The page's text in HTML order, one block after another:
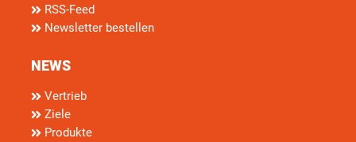
RSS-Feed
Newsletter bestellen
NEWS
Vertrieb
Ziele
Produkte